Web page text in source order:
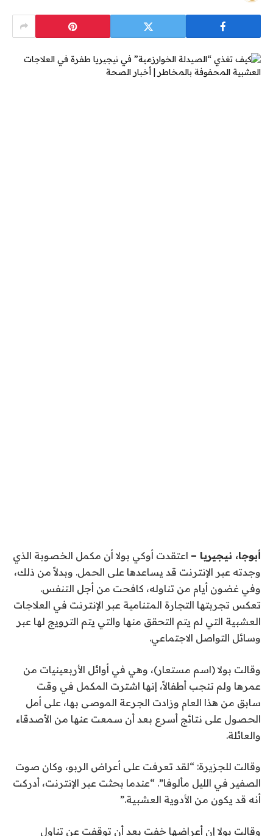
أبوجا، نيجيريا – اعتقدت أوكي بولا أن مكمل الخصوبة الذي
وجدته عبر الإنترنت قد يساعدها على الحمل. وبدلاً من ذلك،
وفي غضون أيام من تناوله، كافحت من أجل التنفس.
تعكس تجربتها التجارة المتنامية عبر الإنترنت في العلاجات
العشبية التي لم يتم التحقق منها والتي يتم الترويج لها عبر
وسائل التواصل الاجتماعي.
وقالت بولا (اسم مستعار)، وهي في أوائل الأربعينيات من
عمرها ولم تنجب أطفالاً، إنها اشترت المكمل في وقت
سابق من هذا العام وزادت الجرعة الموصى بها، على أمل
الحصول على نتائج أسرع بعد أن سمعت عنها من الأصدقاء
والعائلة.
وقالت للجزيرة: “لقد تعرفت على أعراض الربو، وكان صوت
الصفير في الليل مألوفا”. “عندما بحثت عبر الإنترنت، أدركت
أنه قد يكون من الأدوية العشبية.”
وقالت بولا إن أعراضها خفت بعد أن توقفت عن تناول